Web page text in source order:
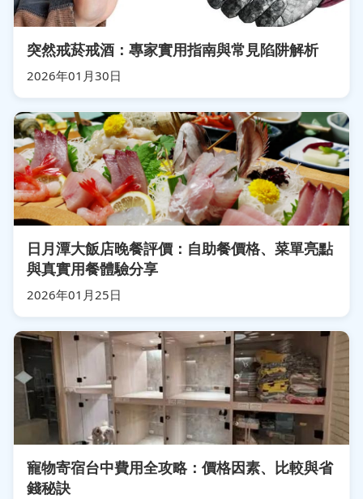
突然戒菸戒酒：專家實用指南與常見陷阱解析
2026年01月30日
日月潭大飯店晚餐評價：自助餐價格、菜單亮點
與真實用餐體驗分享
2026年01月25日
寵物寄宿台中費用全攻略：價格因素、比較與省
錢秘訣